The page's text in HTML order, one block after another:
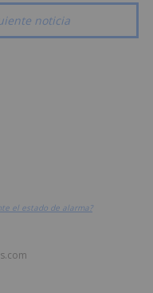
noticia
el estado de alarma?